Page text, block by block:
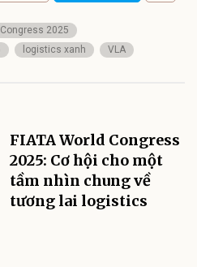
2025
logistics xanh VLA
FIATA World Congress
2025: Cơ hội cho một
tầm nhìn chung về
tương lai logistics